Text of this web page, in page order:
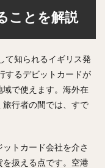
ことを解説
て知られるイギリス発
するデビットカードが
域で使えます。海外在
行者の間では、すで
トカード会社を介さ
扱える点です。空港